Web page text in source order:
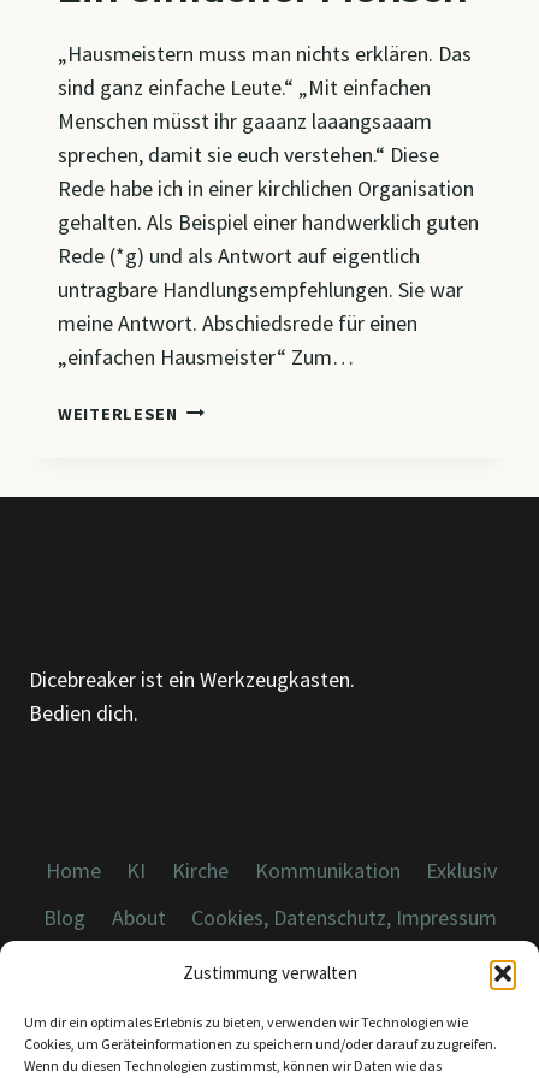
Zustimmung verwalten
Um dir ein optimales Erlebnis zu bieten, verwenden wir Technologien wie
Cookies, um Geräteinformationen zu speichern und/oder darauf zuzugreifen.
Wenn du diesen Technologien zustimmst, können wir Daten wie das
„Hausmeistern muss man nichts erklären. Das
sind ganz einfache Leute.“ „Mit einfachen
Menschen müsst ihr gaaanz laaangsaaam
sprechen, damit sie euch verstehen.“ Diese
Rede habe ich in einer kirchlichen Organisation
gehalten. Als Beispiel einer handwerklich guten
Rede (*g) und als Antwort auf eigentlich
untragbare Handlungsempfehlungen. Sie war
meine Antwort. Abschiedsrede für einen
„einfachen Hausmeister“ Zum…
WEITERLESEN EIN
Dicebreaker ist ein Werkzeugkasten.
Bedien dich.
Home KI Kirche Kommunikation
Exklusiv
Blog
About Cookies, Datenschutz, Impressum